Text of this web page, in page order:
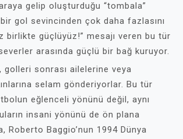
gelip oluşturduğu “tombala”
gol sevincinden çok daha fazlasını
birlikte güçlüyüz!” mesajı veren bu tür
arasında güçlü bir bağ kuruyor.
golleri sonrası ailelerine veya
selam gönderiyorlar. Bu tür
eğlenceli yönünü değil, aynı
insani yönünü de ön plana
Roberto Baggio’nun 1994 Dünya